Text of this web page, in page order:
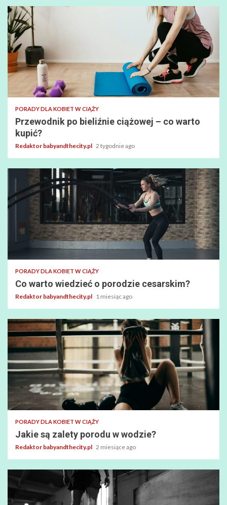
PORADY DLA KOBIET W CIĄŻY
Przewodnik po bieliźnie ciążowej – co warto
kupić?
Redaktor babyandthecity.pl 2 tygodnie ago
PORADY DLA KOBIET W CIĄŻY
Co warto wiedzieć o porodzie cesarskim?
Redaktor babyandthecity.pl 1 miesiąc ago
PORADY DLA KOBIET W CIĄŻY
Jakie są zalety porodu w wodzie?
Redaktor babyandthecity.pl 2 miesiące ago